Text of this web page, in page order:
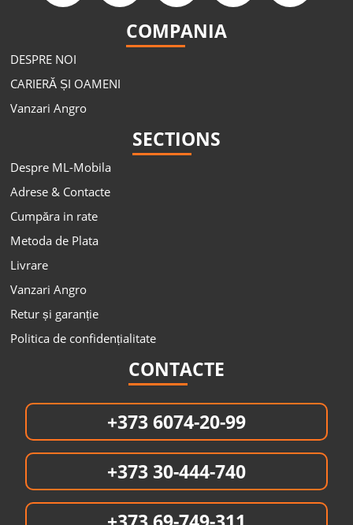
COMPANIA
DESPRE NOI
CARIERĂ ȘI OAMENI
Vanzari Angro
SECTIONS
Despre ML-Mobila
Adrese & Contacte
Cumpăra in rate
Metoda de Plata
Livrare
Vanzari Angro
Retur și garanție
Politica de confidențialitate
CONTACTE
+373 6074-20-99
+373 30-444-740